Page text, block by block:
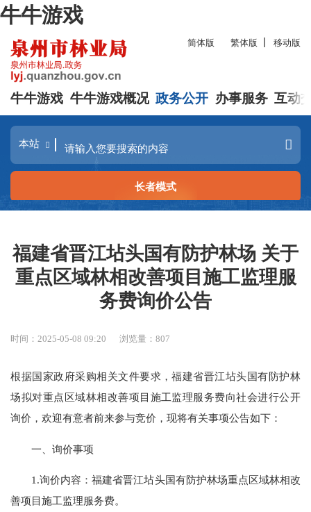
牛牛游戏
简体版 繁体版 移动版
牛牛游戏 牛牛游戏概况 政务公开 办事服务 互动
长者模式
福建省晋江坫头国有防护林场 关于
重点区域林相改善项目施工监理服
务费询价公告
时间：2025-05-08 09:20 浏览量：807
根据国家政府采购相关文件要求，福建省晋江坫头国有防护林
场拟对重点区域林相改善项目施工监理服务费向社会进行公开
询价，欢迎有意者前来参与竞价，现将有关事项公告如下：
一、询价事项
1.询价内容：福建省晋江坫头国有防护林场重点区域林相改
善项目施工监理服务费。